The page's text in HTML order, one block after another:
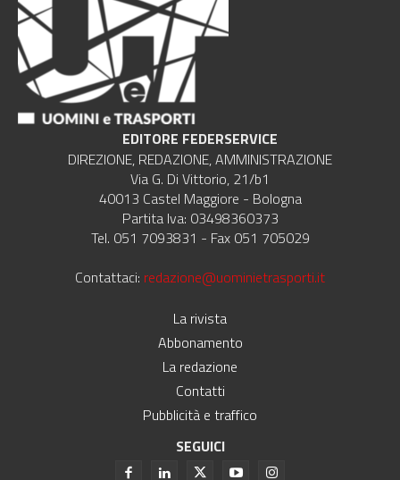
EDITORE FEDERSERVICE
DIREZIONE, REDAZIONE, AMMINISTRAZIONE
Via G. Di Vittorio, 21/b1
40013 Castel Maggiore - Bologna
Partita Iva: 03498360373
Tel. 051 7093831 - Fax 051 705029
Contattaci: redazione@uominietrasporti.it
La rivista
Abbonamento
La redazione
Contatti
Pubblicità e traffico
SEGUICI